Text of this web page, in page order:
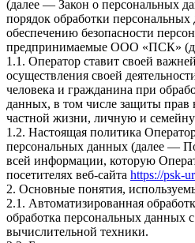
(далее — Закон о персональных
порядок обработки
обеспечению безопасности
предпринимаемые ООО «ПСК»
1.1. Оператор ставит своей
осуществления своей
человека и гражданина при
данных, в том числе защиты прав
частной жизни, личную и
1.2. Настоящая политика
персональных данных (далее —
всей информации, которую
посетителях веб-сайта https://psk-
2. Основные понятия,
2.1. Автоматизированная
обработка персональных данных
вычислительной техники.